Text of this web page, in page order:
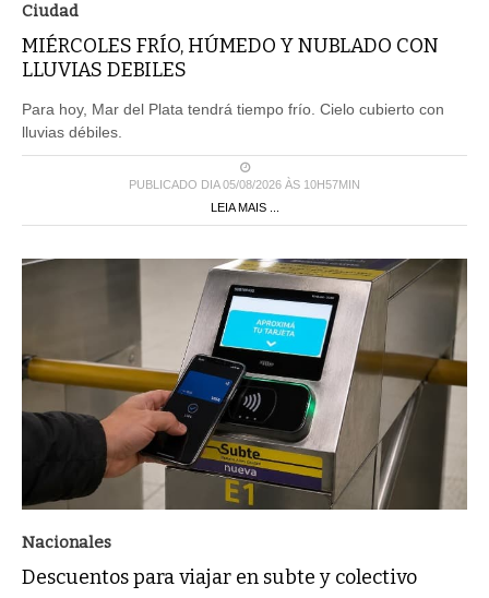
Ciudad
MIÉRCOLES FRÍO, HÚMEDO Y NUBLADO CON
LLUVIAS DEBILES
Para hoy, Mar del Plata tendrá tiempo frío. Cielo cubierto con
lluvias débiles.
PUBLICADO DIA 05/08/2026 ÀS 10H57MIN
LEIA MAIS ...
Nacionales
Descuentos para viajar en subte y colectivo